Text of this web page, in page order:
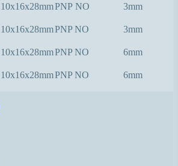
10x16x28mmPNP NO 3mm
10x16x28mmPNP NO 3mm
10x16x28mmPNP NO 6mm
10x16x28mmPNP NO 6mm